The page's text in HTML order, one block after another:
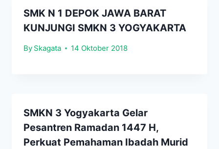
SMK N 1 DEPOK JAWA BARAT
KUNJUNGI SMKN 3 YOGYAKARTA
By Skagata 14 Oktober 2018
SMKN 3 Yogyakarta Gelar
Pesantren Ramadan 1447 H,
Perkuat Pemahaman Ibadah Murid